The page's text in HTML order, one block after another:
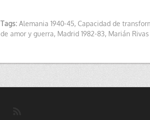
Tags: Alemania 1940-45, Capacidad de
de amor y guerra, Madrid 1982-83, Marián Rivas